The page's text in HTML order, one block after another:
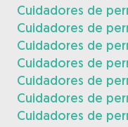
Cuidadores de
Cuidadores de
Cuidadores de
Cuidadores de
Cuidadores de
Cuidadores de
Cuidadores de